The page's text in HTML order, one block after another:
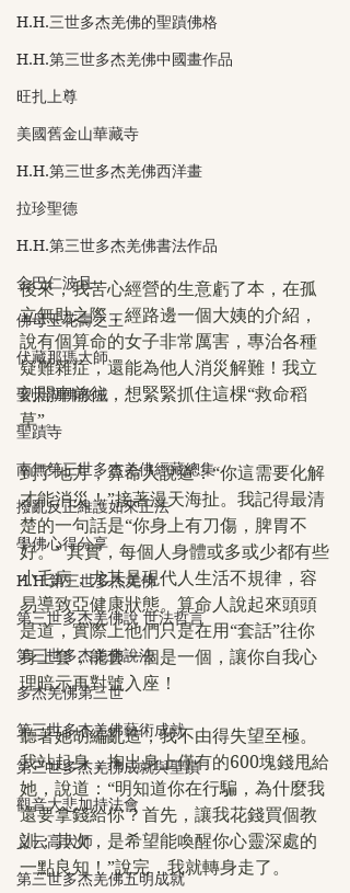
H.H.三世多杰羌佛的聖蹟佛格
H.H.第三世多杰羌佛中國畫作品
旺扎上尊
美國舊金山華藏寺
H.H.第三世多杰羌佛西洋畫
拉珍聖德
H.H.第三世多杰羌佛書法作品
金巴仁波且
佛母玉花壽之王
伏藏那瑪大師
聖天湖佛教城
聖蹟寺
南無第三世多杰羌佛經藏總集
撥亂反正維護如來正法
學佛心得分享
H.H.第三世多杰羌佛
第三世多杰羌佛說 世法哲言
第三世多杰羌佛說法
多杰羌佛第三世
第三世多杰羌佛藝術成就
第三世多杰羌佛成就與聖蹟
觀音大悲加持法會
义云高大师
第三世多杰羌佛五明成就
後來，我苦心經營的生意虧了本，在孤
立無助之際，經路邊一個大姨的介紹，
說有個算命的女子非常厲害，專治各種
疑難雜症，還能為他人消災解難！我立
刻開車前往，想緊緊抓住這棵“救命稻
草”。
到了地方，算命人說道：“你這需要化解
才能消災！”接著漫天海扯。我記得最清
楚的一句話是“你身上有刀傷，脾胃不
好。” 其實，每個人身體或多或少都有些
小毛病，尤其是現代人生活不規律，容
易導致亞健康狀態。算命人說起來頭頭
是道，實際上他們只是在用“套話”往你
身上套，能套一個是一個，讓你自我心
理暗示再對號入座！
聽著她胡編亂造，我不由得失望至極。
我站起身，掏出身上僅有的600塊錢甩給
她，說道：“明知道你在行騙，為什麼我
還要拿錢給你？首先，讓我花錢買個教
訓；其次，是希望能喚醒你心靈深處的
一點良知！”說完，我就轉身走了。